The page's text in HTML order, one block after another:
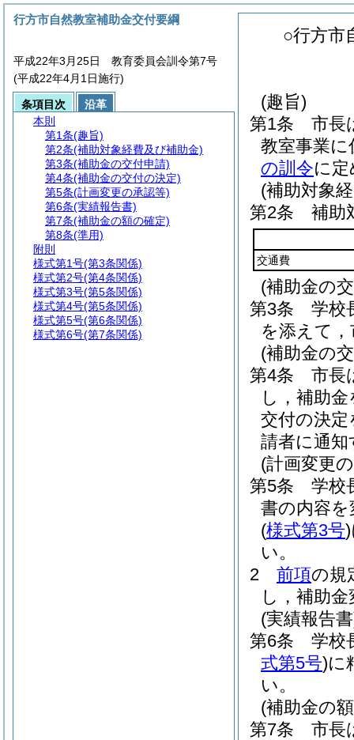
○行方市
(趣旨)
第1条
市長
教室事業
の訓令に
(補助対象
第2条
補助
交通費
(補助金の
第3条
学校
を添えて
(補助金の
第4条
市長
し，補助
交付の決定
請者に通知
(計画変更
第5条
学校
書の内容
(様式第3号)
い。
2
前項の規
し，補助
(実績報告
第6条
学校
式第5号)に
い。
(補助金の
第7条
市長
行方市自然教室補助金交付要綱
平成22年3月25日 教育委員会訓令第7号
(平成22年4月1日施行)
条項目次
沿革
本則
第1条(趣旨)
第2条(補助対象経費及び補助金)
第3条(補助金の交付申請)
第4条(補助金の交付の決定)
第5条(計画変更の承認等)
第6条(実績報告書)
第7条(補助金の額の確定)
第8条(準用)
附則
様式第1号(第3条関係)
様式第2号(第4条関係)
様式第3号(第5条関係)
様式第4号(第5条関係)
様式第5号(第6条関係)
様式第6号(第7条関係)